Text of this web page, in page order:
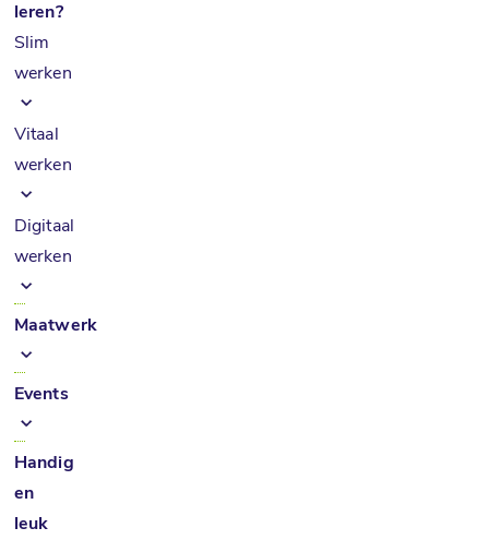
leren?
Slim
werken
Vitaal
werken
Digitaal
werken
Maatwerk
Events
Handig
en
leuk